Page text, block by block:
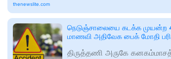
thenewslite.com
நெடுஞ்சாலையை கடக்க முயன்ற
மாணவி அதிவேக பைக் மோதி
திருத்தணி அருகே